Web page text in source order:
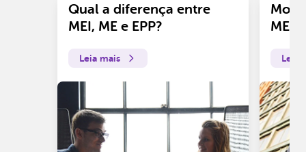
Qual a diferença entre
MEI, ME e EPP?
Leia mais
ME?
Leia